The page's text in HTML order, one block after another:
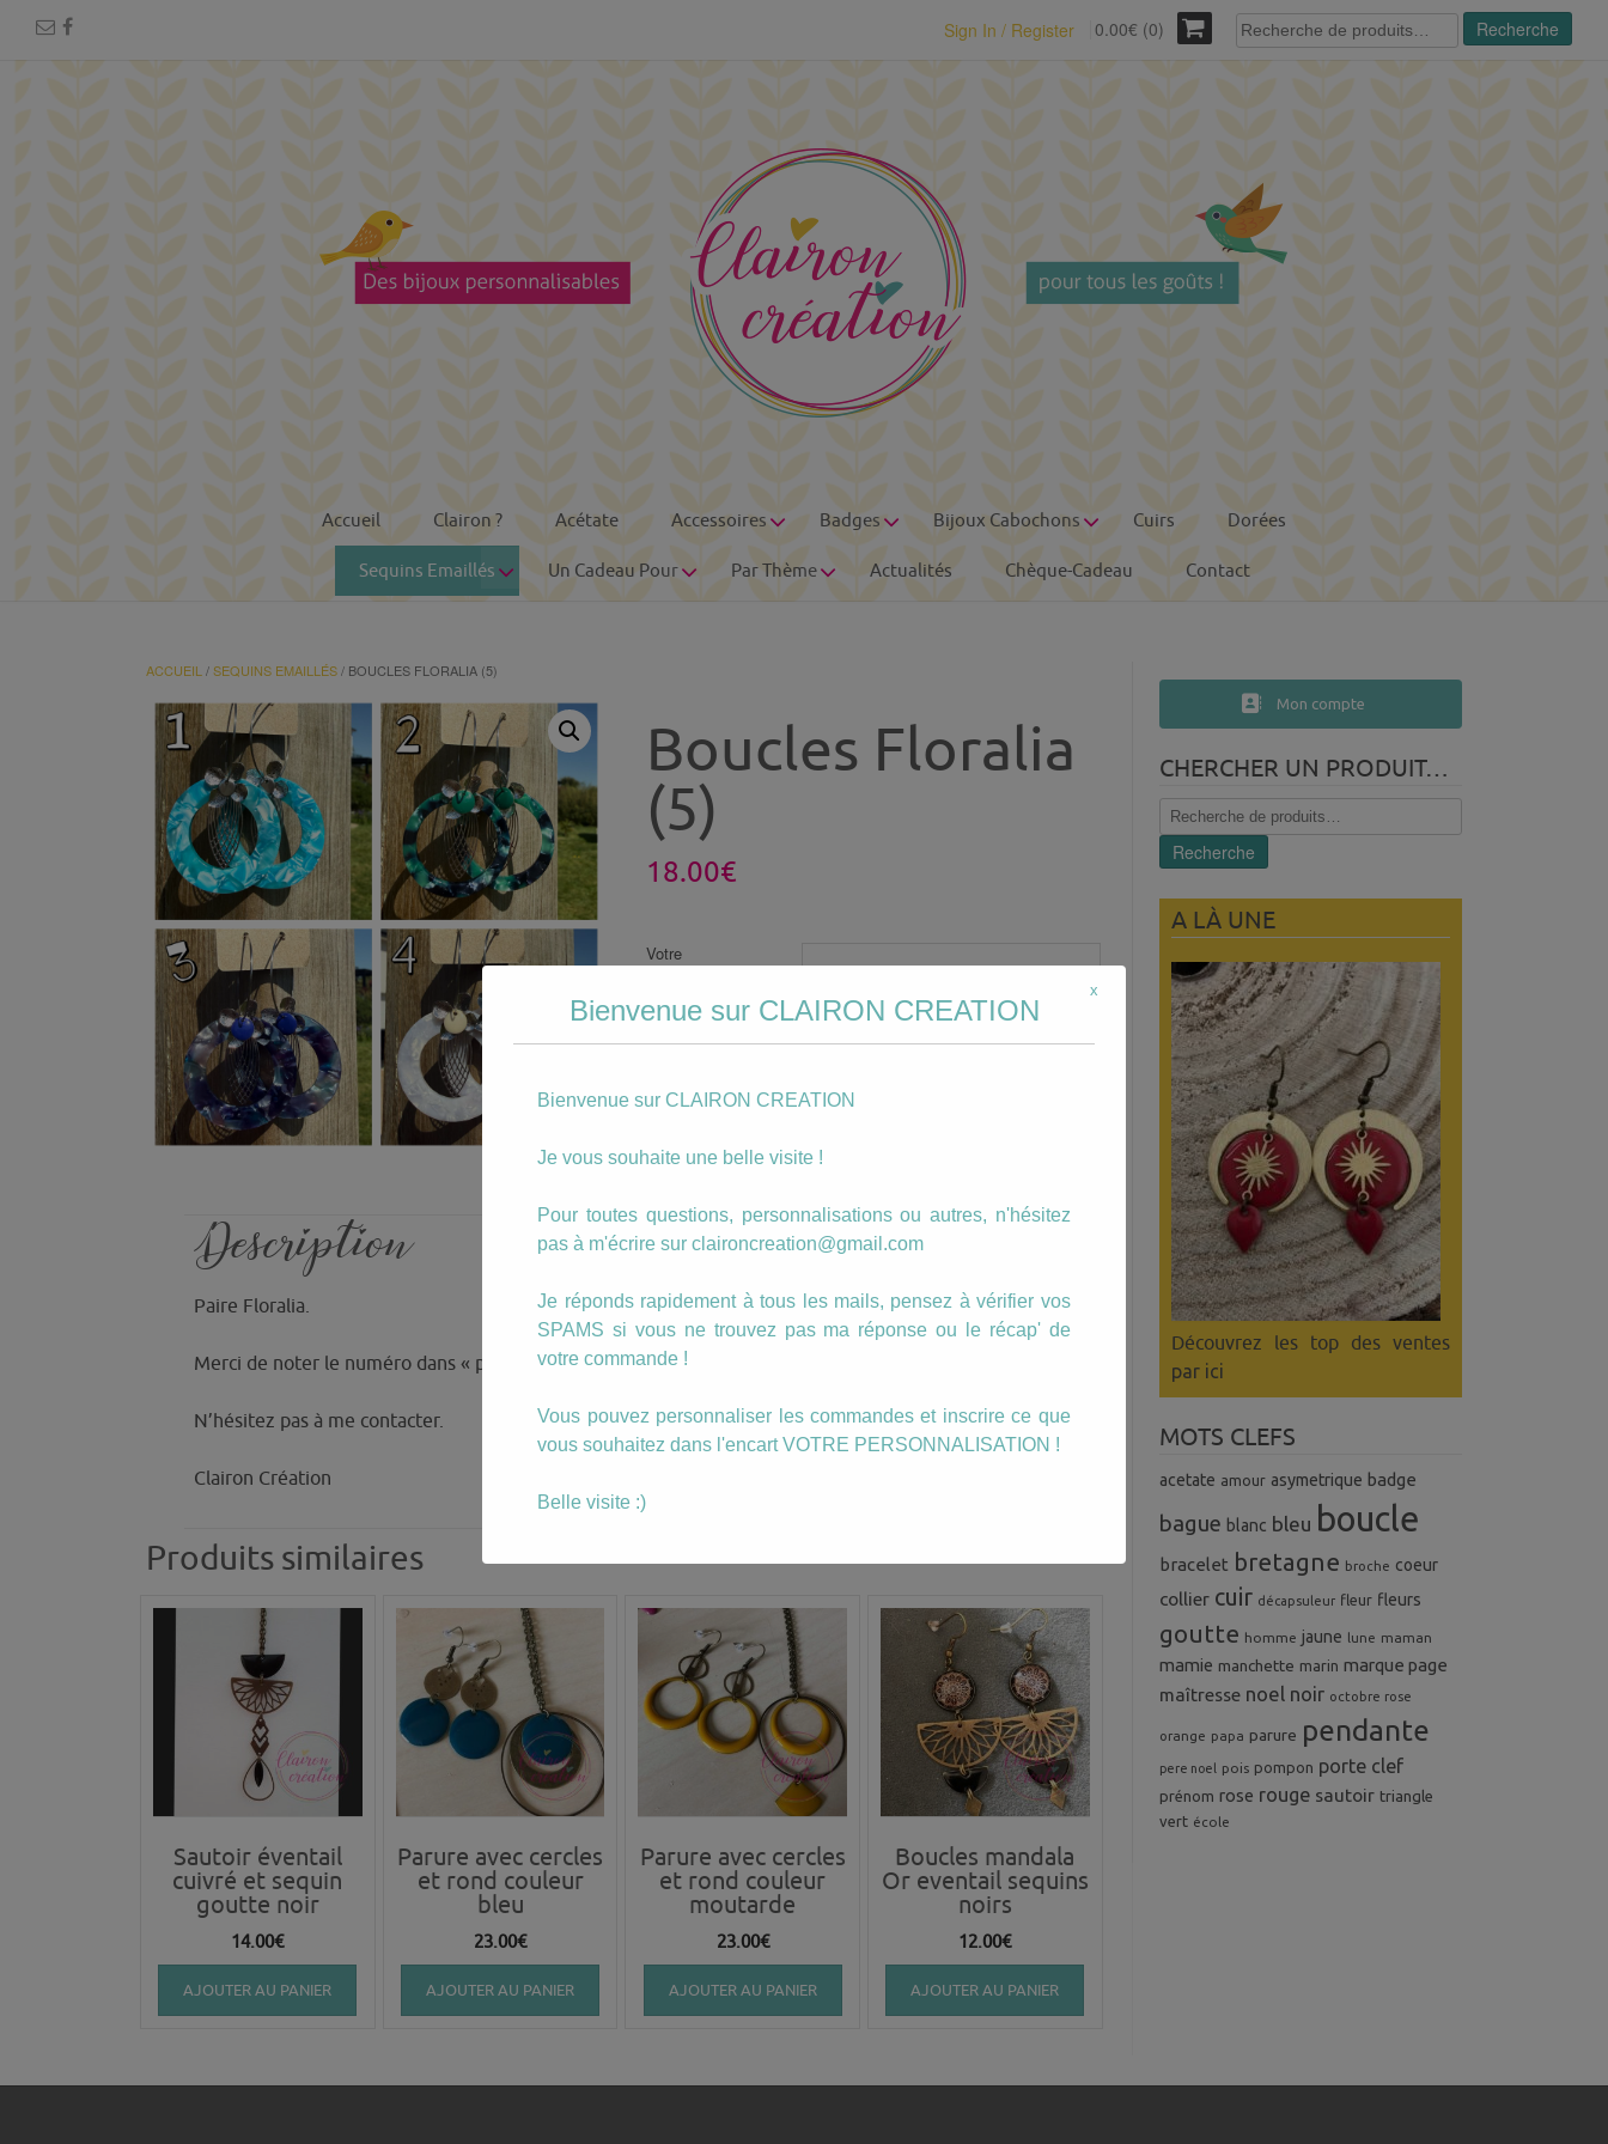
Sign In / Register 0.00€ (0)
Recherche
pour :
Recherche
Accueil Clairon ? Acétate Accessoires Badges Bijoux Cabochons Cuirs Dorées
Sequins Emaillés Un Cadeau Pour Par Thème Actualités Chèque-Cadeau Contact
ACCUEIL /SEQUINS EMAILLÉS/ BOUCLES FLORALIA (5)
Boucles Floralia
(5)
18.00€
Votre
Photo personnalisée
quantité
Floralia
Ajouter au panier
Étiquette :
Description
Paire Floralia.
Merci de noter le numéro dans « personnalisation »
N’hésitez pas à me contacter.
Clairon Création
Produits similaires
Sautoir éventail
cuivré et sequin
goutte noir
14.00€
AJOUTER AU PANIER
Parure avec cercles
et rond couleur
bleu
23.00€
AJOUTER AU PANIER
Parure avec cercles
et rond couleur
moutarde
23.00€
AJOUTER AU PANIER
Boucles mandala
Or eventail sequins
noirs
12.00€
AJOUTER AU PANIER
Mon compte
CHERCHER UN PRODUIT…
Recherche
pour :
Recherche
A LÀ UNE
Découvrez les top des ventes
par ici
MOTS CLEFS
acetate amour asymetrique badge
bague blanc bleu boucle
bracelet bretagne broche coeur
collier cuir décapsuleur fleur fleurs
goutte homme jaune lune maman
mamie manchette marin marque page
maîtresse noel noir octobre rose
orange papa parure pendante
pere noel pois pompon porte clef
prénom rose rouge sautoir triangle
vert école
Bienvenue sur CLAIRON CREATION
Bienvenue sur CLAIRON CREATION
Je vous souhaite une belle visite !
Pour toutes questions, personnalisations ou autres, n'hésitez
pas à m'écrire sur claironcreation@gmail.com
Je réponds rapidement à tous les mails, pensez à vérifier vos
SPAMS si vous ne trouvez pas ma réponse ou le récap' de
votre commande !
Vous pouvez personnaliser les commandes et inscrire ce que
vous souhaitez dans l'encart VOTRE PERSONNALISATION !
Belle visite :)
x